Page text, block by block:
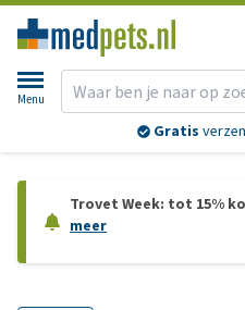
Menu
Gratis
Trovet Week: tot 15%
meer